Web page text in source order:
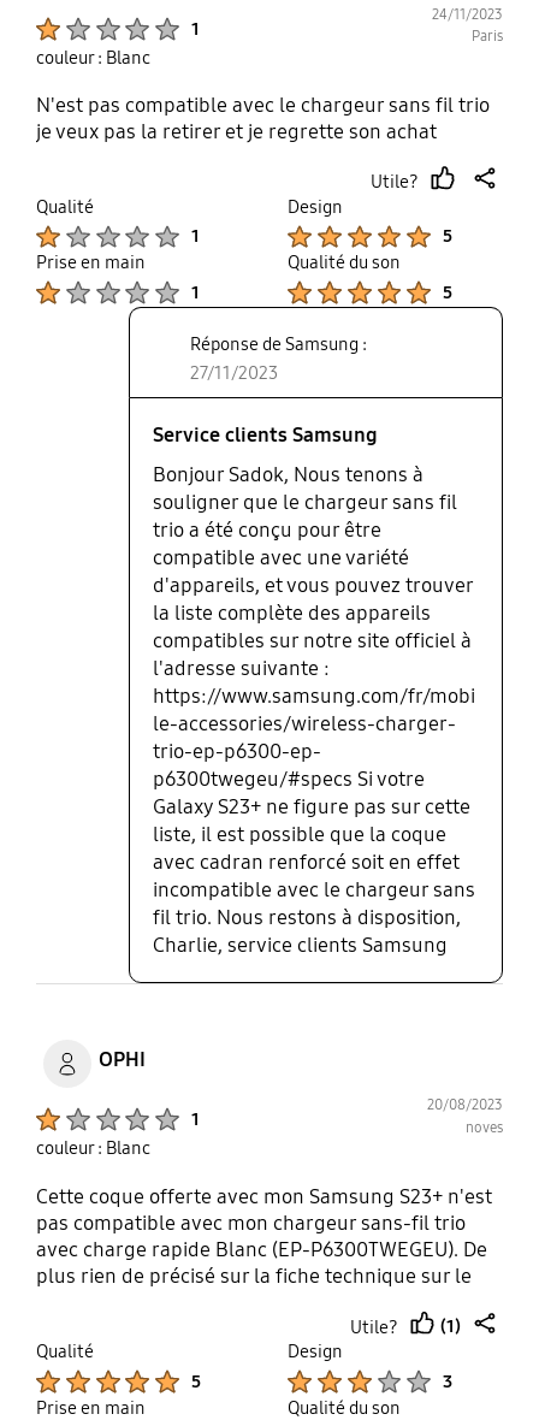
1
24/11/2023
Paris
couleur : Blanc
N'est pas compatible avec le chargeur sans fil trio
je veux pas la retirer et je regrette son achat
Utile?
up
Qualité
1
Design
5
Prise en main
1
Qualité du son
5
Réponse de Samsung :
27/11/2023
Service clients Samsung
Bonjour Sadok, Nous tenons à
souligner que le chargeur sans fil
trio a été conçu pour être
compatible avec une variété
d'appareils, et vous pouvez trouver
la liste complète des appareils
compatibles sur notre site officiel à
l'adresse suivante :
https://www.samsung.com/fr/mobi
le-accessories/wireless-charger-
trio-ep-p6300-ep-
p6300twegeu/#specs Si votre
Galaxy S23+ ne figure pas sur cette
liste, il est possible que la coque
avec cadran renforcé soit en effet
incompatible avec le chargeur sans
fil trio. Nous restons à disposition,
Charlie, service clients Samsung
OPHI
1
20/08/2023
noves
couleur : Blanc
Cette coque offerte avec mon Samsung S23+ n'est
pas compatible avec mon chargeur sans-fil trio
avec charge rapide Blanc (EP-P6300TWEGEU). De
plus rien de précisé sur la fiche technique sur le
Utile?
up
(1)
Qualité
5
Design
3
Prise en main
Qualité du son